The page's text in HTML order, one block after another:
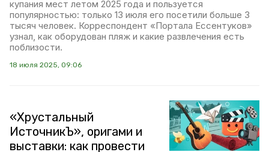
купания мест летом 2025 года и пользуется
популярностью: только 13 июля его посетили больше 3
тысяч человек. Корреспондент «Портала Ессентуков»
узнал, как оборудован пляж и какие развлечения есть
поблизости.
18 июля 2025, 09:06
«Хрустальный
ИсточникЪ», оригами и
выставки: как провести